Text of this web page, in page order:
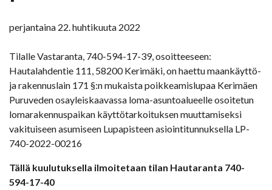
perjantaina 22. huhtikuuta 2022
Tilalle Vastaranta, 740-594-17-39, osoitteeseen:
Hautalahdentie 111, 58200 Kerimäki, on haettu maankäyttö-
ja rakennuslain 171 §:n mukaista poikkeamislupaa Kerimäen
Puruveden osayleiskaavassa loma-asuntoalueelle osoitetun
lomarakennuspaikan käyttötarkoituksen muuttamiseksi
vakituiseen asumiseen Lupapisteen asiointitunnuksella LP-
740-2022-00216
Tällä kuulutuksella ilmoitetaan tilan Hautaranta 740-
594-17-40